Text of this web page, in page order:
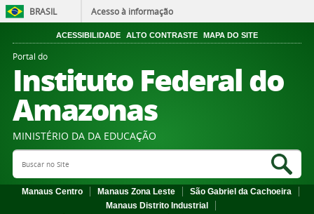
BRASIL Acesso à informação
ACESSIBILIDADE ALTO CONTRASTE MAPA DO SITE
Portal do
Instituto Federal do
Amazonas
MINISTÉRIO DA DA EDUCAÇÃO
Search Site
Manaus Centro Manaus Zona Leste
São Gabriel da Cachoeira
Manaus Distrito Industrial